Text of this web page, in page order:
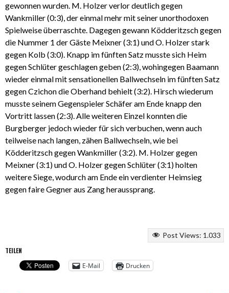
gewonnen wurden. M. Holzer verlor deutlich gegen
Wankmiller (0:3), der einmal mehr mit seiner unorthodoxen
Spielweise überraschte. Dagegen gewann Ködderitzsch gegen
die Nummer 1 der Gäste Meixner (3:1) und O. Holzer stark
gegen Kolb (3:0). Knapp im fünften Satz musste sich Heim
gegen Schlüter geschlagen geben (2:3), wohingegen Baamann
wieder einmal mit sensationellen Ballwechseln im fünften Satz
gegen Czichon die Oberhand behielt (3:2). Hirsch wiederum
musste seinem Gegenspieler Schäfer am Ende knapp den
Vortritt lassen (2:3). Alle weiteren Einzel konnten die
Burgberger jedoch wieder für sich verbuchen, wenn auch
teilweise nach langen, zähen Ballwechseln, wie bei
Ködderitzsch gegen Wankmiller (3:2). M. Holzer gegen
Meixner (3:1) und O. Holzer gegen Schlüter (3:1) holten
weitere Siege, wodurch am Ende ein verdienter Heimsieg
gegen faire Gegner aus Zang heraussprang.
Post Views: 1.033
TEILEN
E-Mail
Drucken